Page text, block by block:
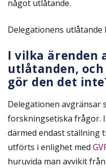
något utlåtande.
Delegationens utlåtande
I vilka ärenden
utlåtanden,
gör den det
Delegationen avgränsar
forskningsetiska frågor.
därmed endast ställning
utförts i enlighet med
huruvida man avvikit